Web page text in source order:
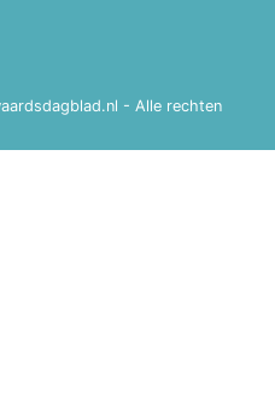
- Alle rechten